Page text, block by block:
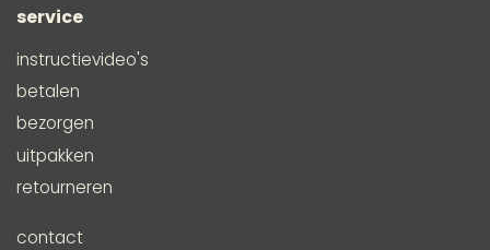
service
instructievideo's
betalen
bezorgen
uitpakken
retourneren
contact